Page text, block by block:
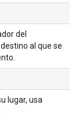
del
al que se
lugar, usa